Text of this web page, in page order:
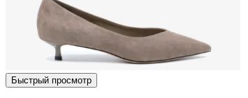
Быстрый просмотр